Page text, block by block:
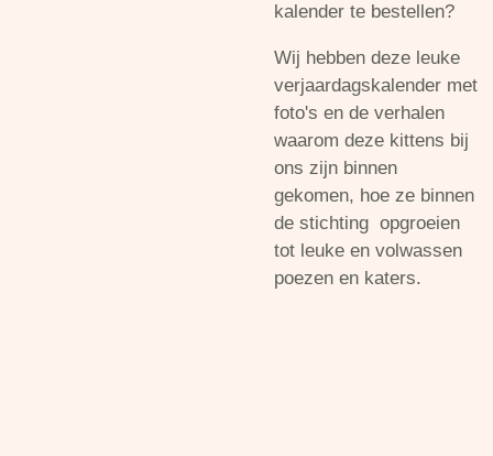
kalender te bestellen?
Wij hebben deze leuke
verjaardagskalender met
foto's en de verhalen
waarom deze kittens bij
ons zijn binnen
gekomen, hoe ze binnen
de stichting opgroeien
tot leuke en volwassen
poezen en katers.